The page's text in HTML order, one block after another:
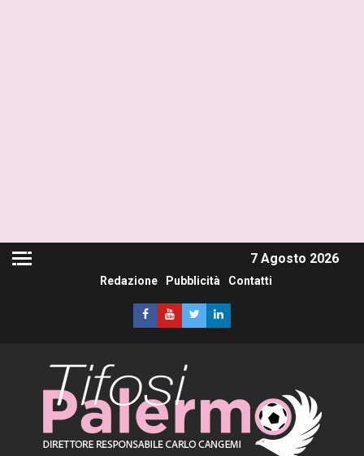
7 Agosto 2026
Redazione Pubblicità Contatti